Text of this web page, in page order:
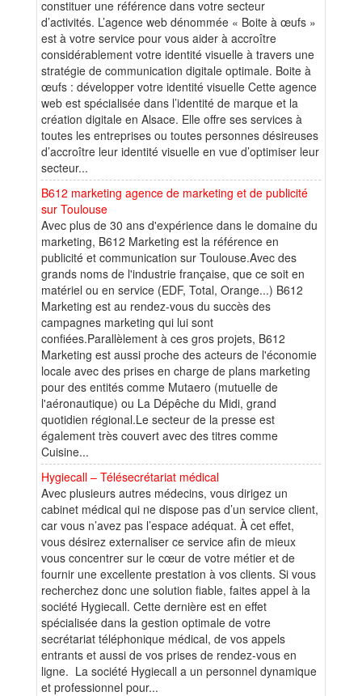
constituer une référence dans votre secteur
d’activités. L’agence web dénommée « Boite à œufs »
est à votre service pour vous aider à accroître
considérablement votre identité visuelle à travers une
stratégie de communication digitale optimale. Boite à
œufs : développer votre identité visuelle Cette agence
web est spécialisée dans l’identité de marque et la
création digitale en Alsace. Elle offre ses services à
toutes les entreprises ou toutes personnes désireuses
d’accroître leur identité visuelle en vue d’optimiser leur
secteur...
B612 marketing agence de marketing et de publicité
sur Toulouse
Avec plus de 30 ans d'expérience dans le domaine du
marketing, B612 Marketing est la référence en
publicité et communication sur Toulouse.Avec des
grands noms de l'industrie française, que ce soit en
matériel ou en service (EDF, Total, Orange...) B612
Marketing est au rendez-vous du succès des
campagnes marketing qui lui sont
confiées.Parallèlement à ces gros projets, B612
Marketing est aussi proche des acteurs de l'économie
locale avec des prises en charge de plans marketing
pour des entités comme Mutaero (mutuelle de
l'aéronautique) ou La Dépêche du Midi, grand
quotidien régional.Le secteur de la presse est
également très couvert avec des titres comme
Cuisine...
Hygiecall – Télésecrétariat médical
Avec plusieurs autres médecins, vous dirigez un
cabinet médical qui ne dispose pas d’un service client,
car vous n’avez pas l’espace adéquat. À cet effet,
vous désirez externaliser ce service afin de mieux
vous concentrer sur le cœur de votre métier et de
fournir une excellente prestation à vos clients. Si vous
recherchez donc une solution fiable, faites appel à la
société Hygiecall. Cette dernière est en effet
spécialisée dans la gestion optimale de votre
secrétariat téléphonique médical, de vos appels
entrants et aussi de vos prises de rendez-vous en
ligne. La société Hygiecall a un personnel dynamique
et professionnel pour...